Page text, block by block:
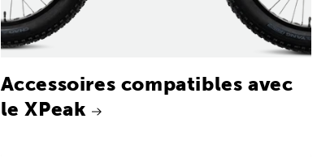
Accessoires compatibles avec
le XPeak